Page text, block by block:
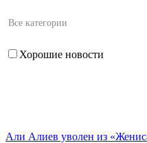
Все категории
Хорошие новости
Али Алиев уволен из